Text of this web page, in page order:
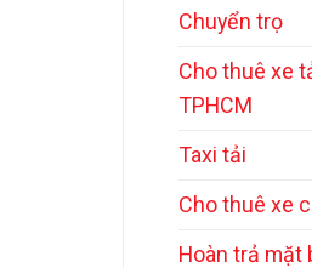
Chuyển trọ
Cho thuê xe
TPHCM
Taxi tải
Cho thuê xe
Hoàn trả mặt